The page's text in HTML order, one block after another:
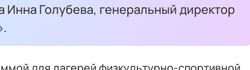
Инна Голубева, генеральный директор